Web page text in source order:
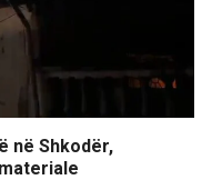
në Shkodër,